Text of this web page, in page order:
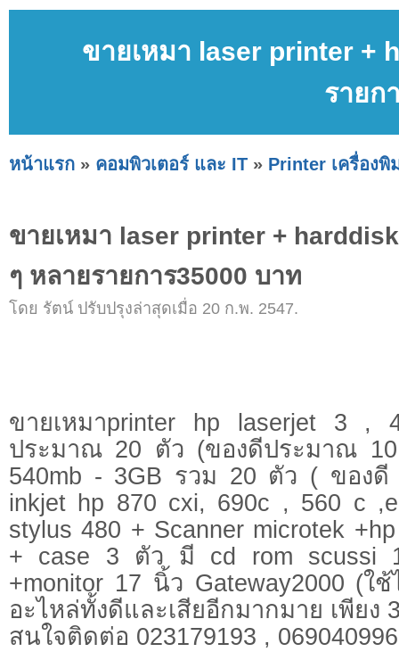
ขายเหมา laser printer +
รายก
หน้าแรก » คอมพิวเตอร์ และ IT » Printer เครื่องพิ
ขายเหมา laser printer +
ๆ หลายรายการ35000 บาท
โดย รัตน์ ปรับปรุงล่าสุดเมื่อ 20 ก.พ. 2547.
ขายเหมาprinter hp laserjet 3 ,
ประมาณ 20 ตัว (ของดีประมาณ
540mb - 3GB รวม 20 ตัว ( ของ
inkjet hp 870 cxi, 690c , 560 c
stylus 480 + Scanner microtek
+ case 3 ตัว มี cd rom scussi
+monitor 17 นิ้ว Gateway2000 (ใ
อะไหล่ทั้งดีและเสียอีกมากมาย เพียง
สนใจติดต่อ 023179193 ,